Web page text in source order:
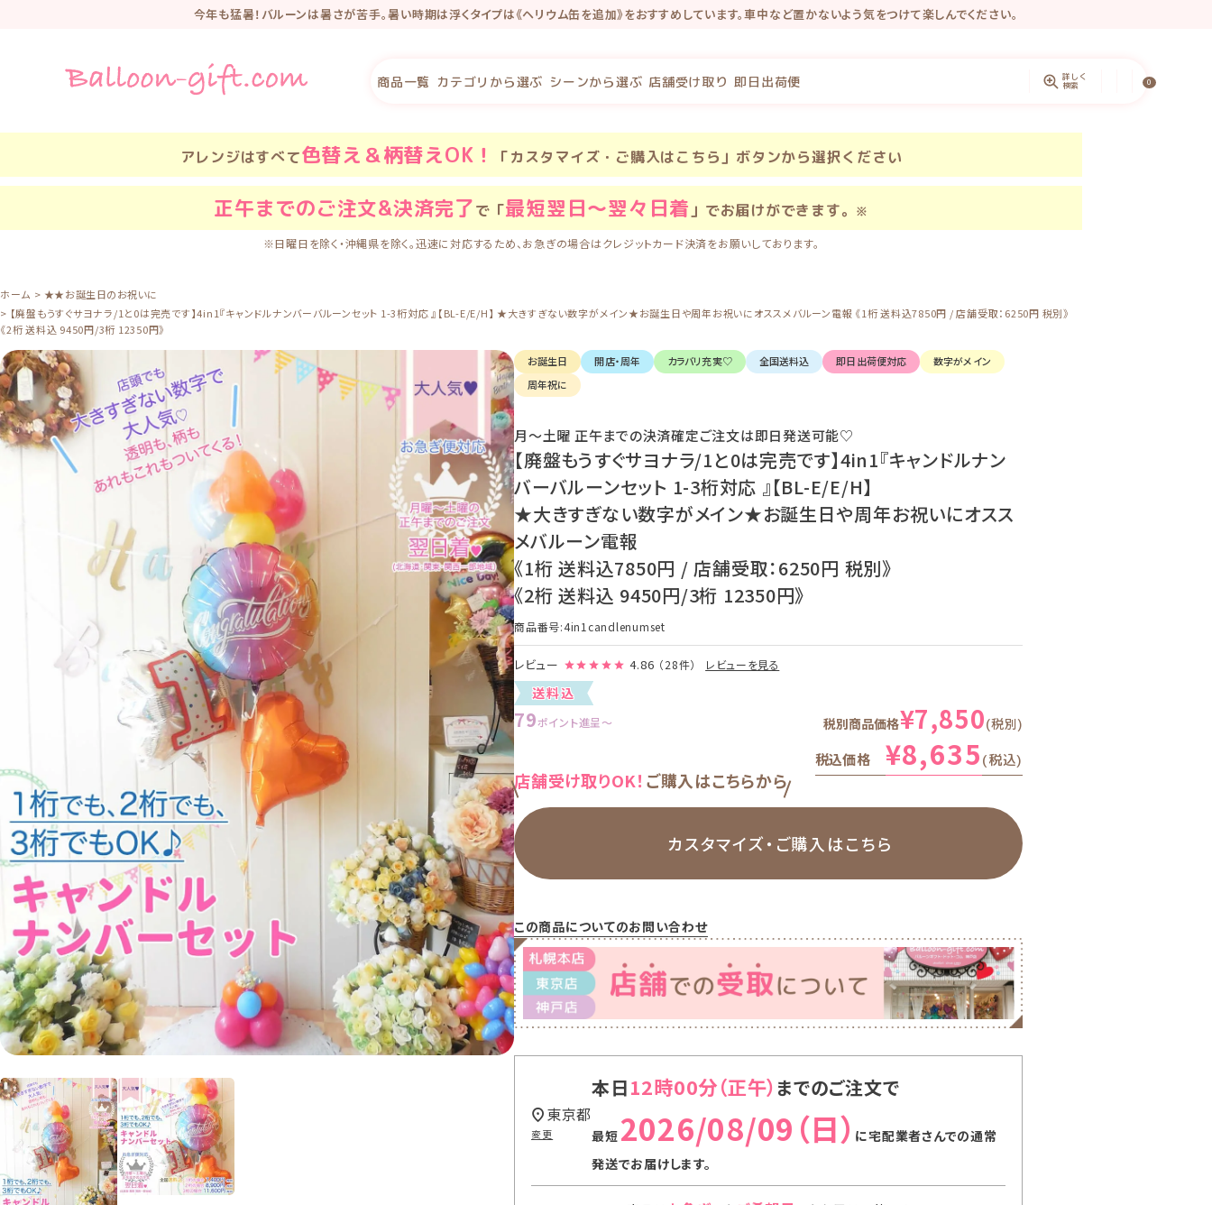
今年も猛暑！バルーンは暑さが苦手。暑い時期は浮くタイプは《ヘリウム缶を追加》をおすすめしています。車中など置かないよう気をつけて楽しんでください。
2025年、新オンラインショップにリニューアルしました★ 新サイトでは『店舗受取』のご予約ができるようになりました♡
リニューアル記念で新規会員登録で100P・既存会員様も初回新サイトログインで100Pプレゼントしています。
商品一覧 カテゴリから選ぶ シーンから選ぶ 店舗受け取り 即日出荷便 詳しく
検索 0
アレンジはすべて色替え＆柄替えOK！ 「カスタマイズ・ご購入はこちら」ボタンから選択ください
正午までのご注文&決済完了で「最短翌日〜翌々日着 」でお届けができます。 ※
※日曜日を除く・沖縄県を除く。迅速に対応するため、お急ぎの場合はクレジットカード決済をお願いしております。
ホーム
★★お誕生日のお祝いに
【廃盤もうすぐサヨナラ/1と0は完売です】4in1『キャンドルナンバーバルーンセット 1-3桁対応 』【BL-E/E/H】 ★大きすぎない数字がメイン★お誕生日や周年お祝いにオススメバルーン電報 《1桁 送料込7850円 / 店舗受取：6250円 税別》
《2桁 送料込 9450円/3桁 12350円》
お誕生日 開店・周年 カラバリ充実♡ 全国送料込 即日出荷便対応
数字がメイン
周年祝に
月〜土曜 正午までの決済確定ご注文は即日発送可能♡
【廃盤もうすぐサヨナラ/1と0は完売です】4in1『キャンドルナン
バーバルーンセット 1-3桁対応 』【BL-E/E/H】
★大きすぎない数字がメイン★お誕生日や周年お祝いにオスス
メバルーン電報
《1桁 送料込7850円 / 店舗受取：6250円 税別》
《2桁 送料込 9450円/3桁 12350円》
商品番号 4in1candlenumset
レビュー 4.86 （28件） レビューを見る
送料込
79ポイント進呈 〜 税別商品価格¥7,850 税別
税込価格 ¥8,635 税込
店舗受け取りOK！ ご購入はこちらから
カスタマイズ・ ご購入はこちら
この商品についてのお問い合わせ
本日12時00分 までのご注文で
2026/08/09（日） に宅配業者さんでの通常
発送でお届けします。
東京都
変更